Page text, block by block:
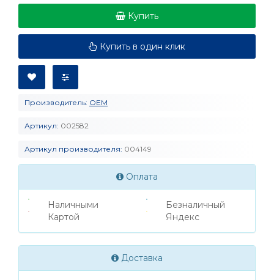
Купить
Купить в один клик
Производитель: OEM
Артикул: 002582
Артикул производителя: 004149
Оплата
Наличными
Картой
Безналичный
Яндекс
Доставка